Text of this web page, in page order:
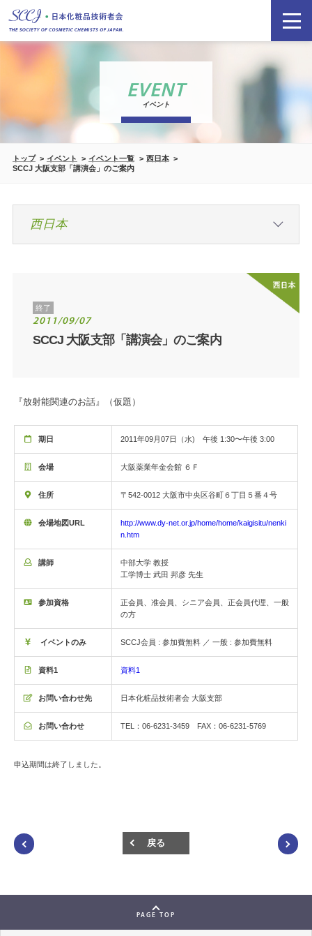
EVENT
イベント
トップ イベント イベント一覧
西日本
SCCJ 大阪支部「講演会」のご案内
終了
2011/09/07
SCCJ 大阪支部「講演会」のご案内
『放射能関連のお話』（仮題）
期日 2011年09月07日（水) 午後 1:30〜午後 3:00
会場 大阪薬業年金会館 ６Ｆ
住所 〒542-0012 大阪市中央区谷町６丁目５番４号
会場地図URL
http://www.dy-net.or.jp/home/home/kaigisitu/nenki
n.htm
講師
中部大学 教授
工学博士 武田 邦彦 先生
参加資格
正会員、准会員、シニア会員、正会員代理、一般
の方
イベントのみ SCCJ会員 : 参加費無料 ／ 一般 : 参加費無料
資料1 資料1
お問い合わせ先 日本化粧品技術者会 大阪支部
お問い合わせ TEL：06-6231-3459 FAX：06-6231-5769
申込期間は終了しました。
戻る
PAGE TOP